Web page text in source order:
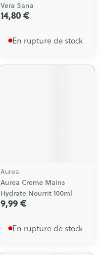
Vera Sana
14,80 €
En rupture de stock
Aurea
Aurea Creme Mains
Hydrate Nourrit 100ml
9,99 €
En rupture de stock